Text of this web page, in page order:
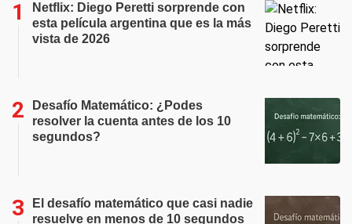
Netflix: Diego Peretti sorprende con
esta película argentina que es la más
vista de 2026
Desafío Matemático: ¿Podes
resolver la cuenta antes de los 10
segundos?
El desafío matemático que casi nadie
resuelve en menos de 10 segundos